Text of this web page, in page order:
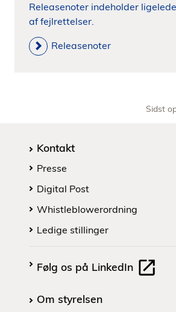
Releasenoter indeholder
af fejlrettelser.
Releasenoter
Sidst
Kontakt
Presse
Digital Post
Whistleblowerordning
Ledige stillinger
Følg os på LinkedIn
Om styrelsen